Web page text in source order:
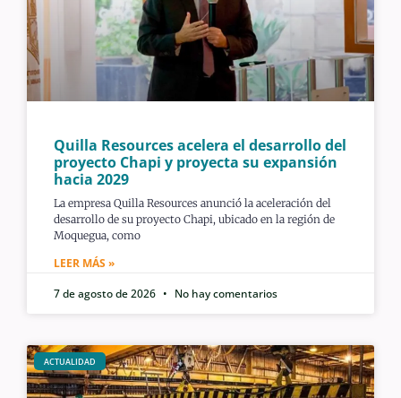
Quilla Resources acelera el desarrollo del
proyecto Chapi y proyecta su expansión
hacia 2029
La empresa Quilla Resources anunció la aceleración del
desarrollo de su proyecto Chapi, ubicado en la región de
Moquegua, como
LEER MÁS »
7 de agosto de 2026
No hay comentarios
ACTUALIDAD